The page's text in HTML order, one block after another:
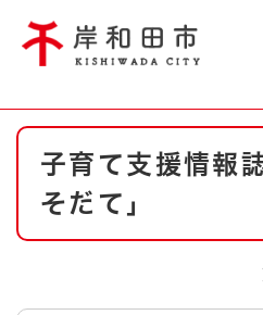
やさしい日本語
防災・緊急情報
ハザードマップ
本
子育て支援情報
そだて」